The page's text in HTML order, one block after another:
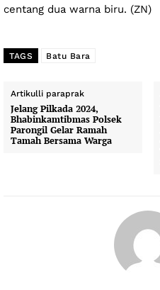
centang dua warna biru. (ZN)
TAGS Batu Bara
Artikulli paraprak
Jelang Pilkada 2024,
Bhabinkamtibmas Polsek
Parongil Gelar Ramah
Tamah Bersama Warga